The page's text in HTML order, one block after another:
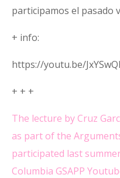
participamos el pasado
+ info:
https://youtu.be/
+ + +
The lecture by Cruz
as part of the
participated last
Columbia GSAPP